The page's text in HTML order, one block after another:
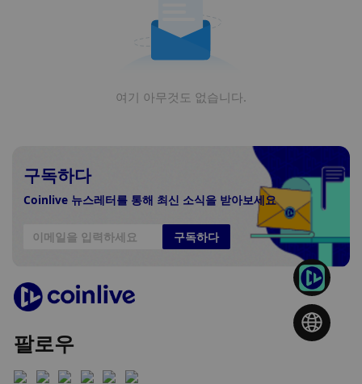
여기 아무것도 없습니다.
구독하다
Coinlive 뉴스레터를 통해 최신 소식을 받아보세요
구독하다
팔로우